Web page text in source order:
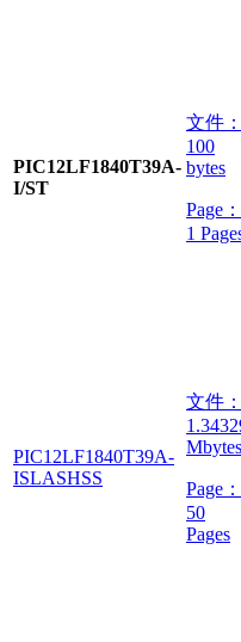
PIC12LF1840T39A-
I/ST
文件：
100
bytes
Page：
1
PIC12LF1840T39A-
ISLASHSS
文件：
Mbytes
Page：
50
Pages